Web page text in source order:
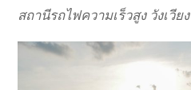
สถานีรถไฟความเร็วสูง วังเวียง